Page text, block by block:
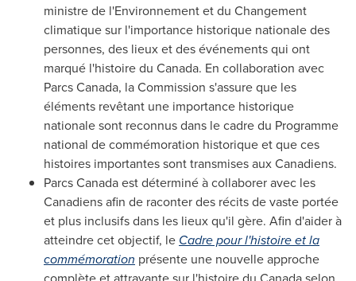
ministre de l'Environnement et du Changement
climatique sur l'importance historique nationale des
personnes, des lieux et des événements qui ont
marqué l'histoire du Canada. En collaboration avec
Parcs Canada, la Commission s'assure que les
éléments revêtant une importance historique
nationale sont reconnus dans le cadre du Programme
national de commémoration historique et que ces
histoires importantes sont transmises aux Canadiens.
Parcs Canada est déterminé à collaborer avec les
Canadiens afin de raconter des récits de vaste portée
et plus inclusifs dans les lieux qu'il gère. Afin d'aider à
atteindre cet objectif, le Cadre pour l'histoire et la
commémoration présente une nouvelle approche